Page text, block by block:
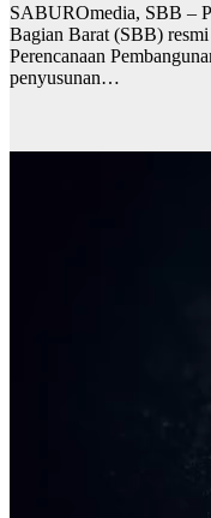
SABUROmedia, SBB –
Bagian Barat (SBB)
Perencanaan
penyusunan…